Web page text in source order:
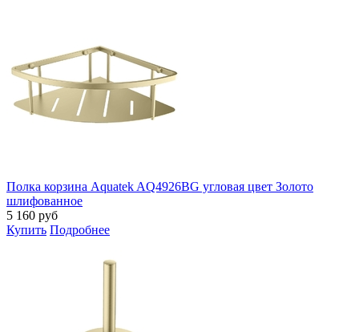
Полка корзина Aquatek AQ4926BG угловая цвет Золото
шлифованное
5 160 руб
Купить Подробнее